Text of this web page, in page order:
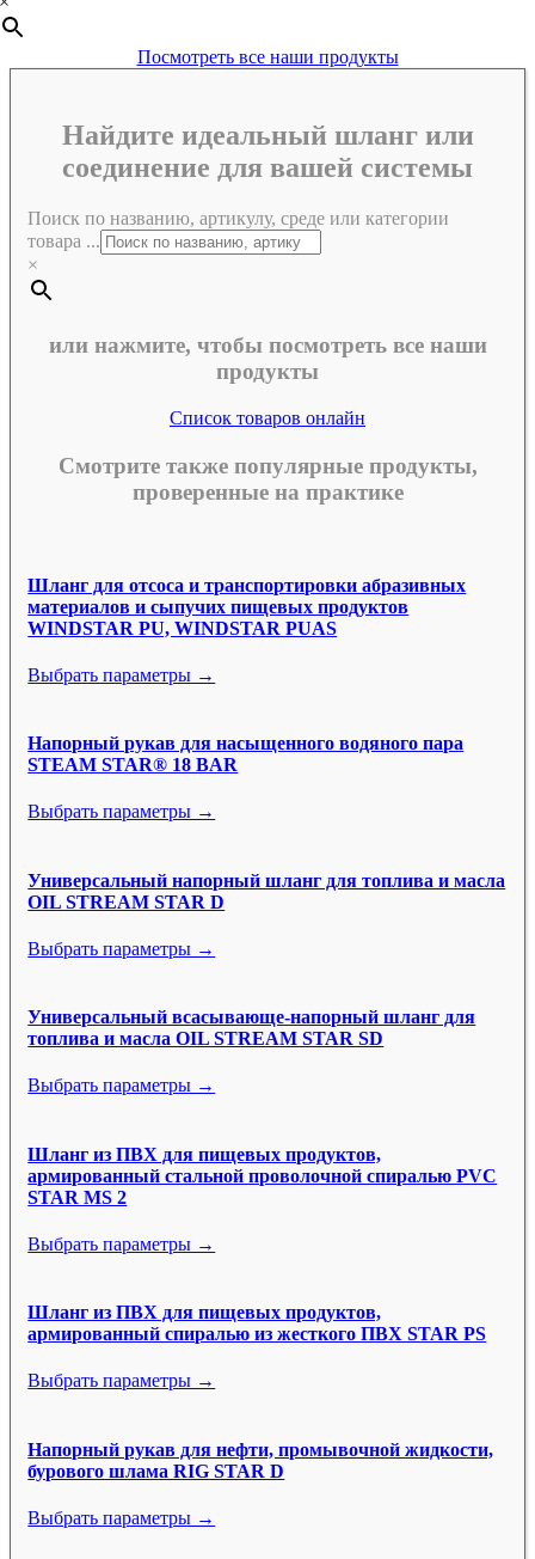
Посмотреть все наши продукты
Найдите идеальный шланг или
соединение для вашей системы
Поиск по названию, артикулу, среде или категории
товара ...
×
или нажмите, чтобы посмотреть все наши
продукты
Список товаров онлайн
Смотрите также популярные продукты,
проверенные на практике
Шланг для отсоса и транспортировки абразивных
материалов и сыпучих пищевых продуктов
WINDSTAR PU, WINDSTAR PUAS
Выбрать параметры →
Напорный рукав для насыщенного водяного пара
STEAM STAR® 18 BAR
Выбрать параметры →
Универсальный напорный шланг для топлива и масла
OIL STREAM STAR D
Выбрать параметры →
Универсальный всасывающе-напорный шланг для
топлива и масла OIL STREAM STAR SD
Выбрать параметры →
Шланг из ПВХ для пищевых продуктов,
армированный стальной проволочной спиралью PVC
STAR MS 2
Выбрать параметры →
Шланг из ПВХ для пищевых продуктов,
армированный спиралью из жесткого ПВХ STAR PS
Выбрать параметры →
Напорный рукав для нефти, промывочной жидкости,
бурового шлама RIG STAR D
Выбрать параметры →